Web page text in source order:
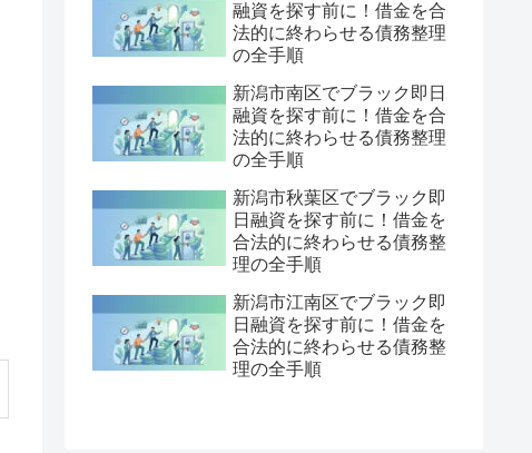
融資を探す前に！借金を合
法的に終わらせる債務整理
の全手順
新潟市南区でブラック即日
融資を探す前に！借金を合
法的に終わらせる債務整理
の全手順
新潟市秋葉区でブラック即
日融資を探す前に！借金を
合法的に終わらせる債務整
理の全手順
新潟市江南区でブラック即
日融資を探す前に！借金を
合法的に終わらせる債務整
理の全手順